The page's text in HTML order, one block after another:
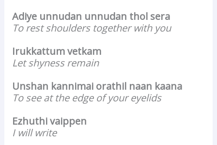
Adiye unnudan unnudan thol sera
To rest shoulders together with you
Irukkattum vetkam
Let shyness remain
Unshan kannimai orathil naan kaana
To see at the edge of your eyelids
Ezhuthi vaippen
I will write